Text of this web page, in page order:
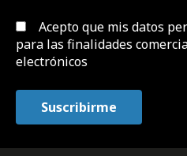
Acepto que mis datos
para las finalidades
electrónicos